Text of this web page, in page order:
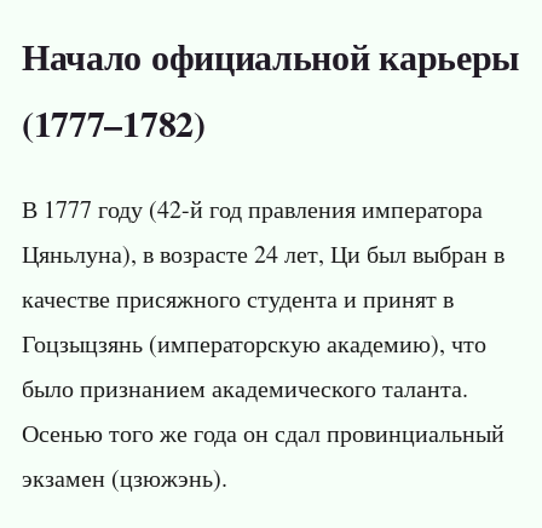
Начало официальной карьеры
(1777–1782)
В 1777 году (42-й год правления императора
Цяньлуна), в возрасте 24 лет, Ци был выбран в
качестве присяжного студента и принят в
Гоцзыцзянь (императорскую академию), что
было признанием академического таланта.
Осенью того же года он сдал провинциальный
экзамен (цзюжэнь).